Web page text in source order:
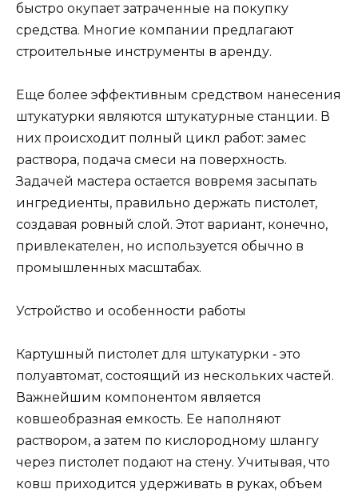
быстро окупает затраченные на покупку
средства. Многие компании предлагают
строительные инструменты в аренду.
Еще более эффективным средством нанесения
штукатурки являются штукатурные станции. В
них происходит полный цикл работ: замес
раствора, подача смеси на поверхность.
Задачей мастера остается вовремя засыпать
ингредиенты, правильно держать пистолет,
создавая ровный слой. Этот вариант, конечно,
привлекателен, но используется обычно в
промышленных масштабах.
Устройство и особенности работы
Картушный пистолет для штукатурки ‑ это
полуавтомат, состоящий из нескольких частей.
Важнейшим компонентом является
ковшеобразная емкость. Ее наполняют
раствором, а затем по кислородному шлангу
через пистолет подают на стену. Учитывая, что
ковш приходится удерживать в руках, объем